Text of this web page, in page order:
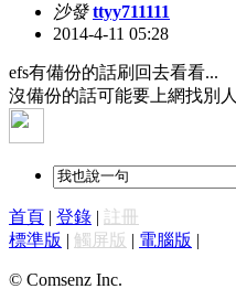
沙發 ttyy711111
2014-4-11 05:28
efs有備份的話刷回去看看...
沒備份的話可能要上網找別
首頁 | 登錄 | 註冊
標準版 | 觸屏版 | 電腦版 |
© Comsenz Inc.